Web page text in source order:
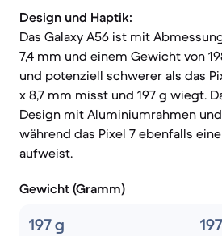
Design und Haptik:
Das Galaxy A56 ist mit
7,4 mm und einem Gewicht von
und potenziell schwerer als das
x 8,7 mm misst und 197 g wiegt.
Design mit Aluminiumrahmen
während das Pixel 7 ebenfalls
aufweist.
Gewicht (Gramm)
197 g